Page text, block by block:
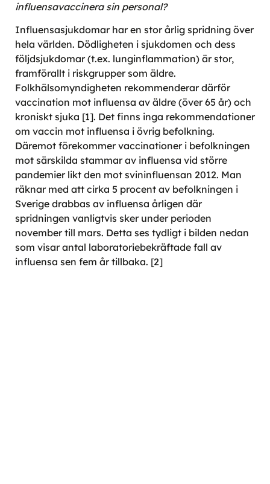
influensavaccinera sin personal?
Influensasjukdomar har en stor årlig spridning över
hela världen. Dödligheten i sjukdomen och dess
följdsjukdomar (t.ex. lunginflammation) är stor,
framförallt i riskgrupper som äldre.
Folkhälsomyndigheten rekommenderar därför
vaccination mot influensa av äldre (över 65 år) och
kroniskt sjuka [1]. Det finns inga rekommendationer
om vaccin mot influensa i övrig befolkning.
Däremot förekommer vaccinationer i befolkningen
mot särskilda stammar av influensa vid större
pandemier likt den mot svininfluensan 2012. Man
räknar med att cirka 5 procent av befolkningen i
Sverige drabbas av influensa årligen där
spridningen vanligtvis sker under perioden
november till mars. Detta ses tydligt i bilden nedan
som visar antal laboratoriebekräftade fall av
influensa sen fem år tillbaka. [2]